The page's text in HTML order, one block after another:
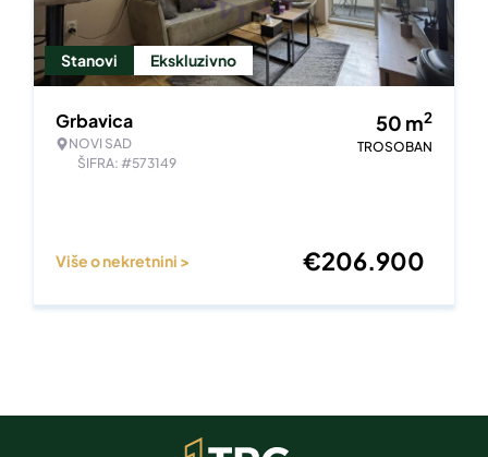
Stanovi Ekskluzivno
Grbavica
NOVI SAD
ŠIFRA: #573149
50 m2
TROSOBAN
Više o nekretnini > €206.900